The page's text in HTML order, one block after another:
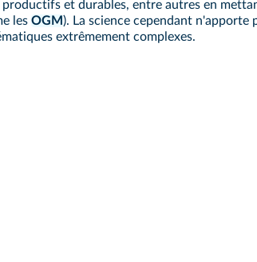
productifs et durables, entre autres en
les OGM ). La science cependant n'apporte
extrêmement complexes.